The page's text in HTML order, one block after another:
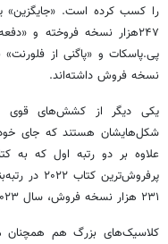
را کسب کرده است. «جایگزین»
۲۴۷هزار نسخه فروخته و
نسخه فروش داشته‌اند.
یکی دیگر از کشش‌های قوی
علاوه بر دو رتبه اول که به
۲۳۱ هزار نسخه فروش، سال ۲۰۲۳ هم در جایگاه پانزدهم قرار گرفت.
کلاسیک‌های بزرگ هم همچنان